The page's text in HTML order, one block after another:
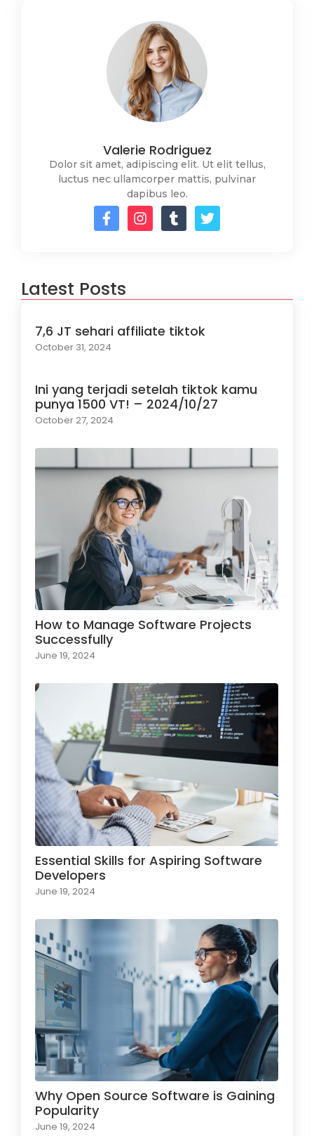
Valerie Rodriguez
Dolor sit amet, adipiscing elit. Ut elit tellus,
luctus nec ullamcorper mattis, pulvinar
dapibus leo.
Latest Posts
7,6 JT sehari affiliate tiktok
October 31, 2024
Ini yang terjadi setelah tiktok kamu
punya 1500 VT! – 2024/10/27
October 27, 2024
How to Manage Software Projects
Successfully
June 19, 2024
Essential Skills for Aspiring Software
Developers
June 19, 2024
Why Open Source Software is Gaining
Popularity
June 19, 2024